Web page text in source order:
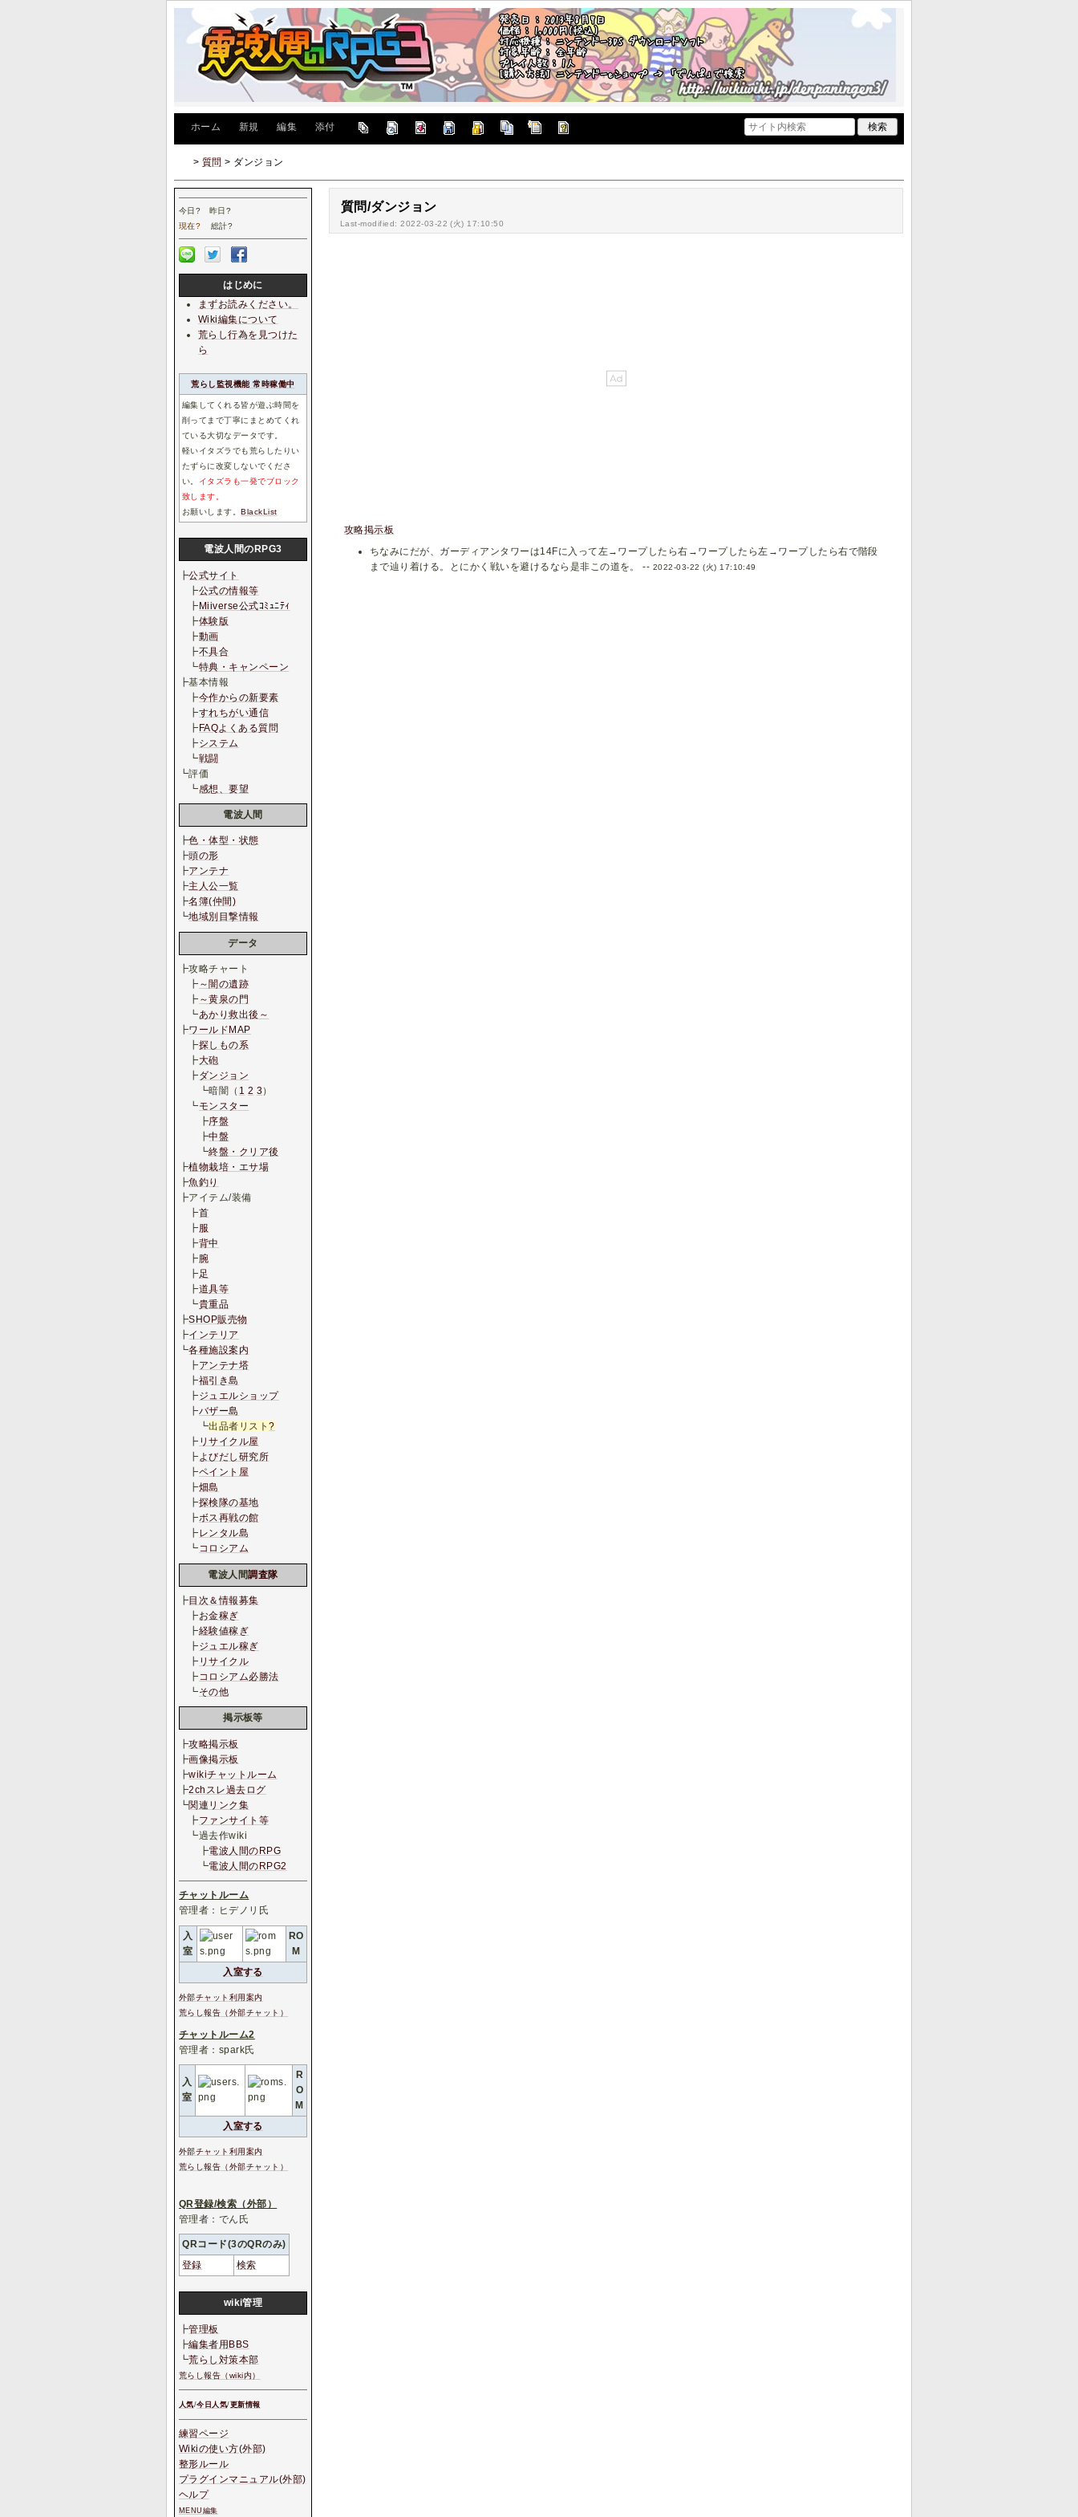
ホーム 新規 編集 添付
> 質問 > ダンジョン
質問/ダンジョン
Last-modified: 2022-03-22 (火) 17:10:50
攻略掲示板
ちなみにだが、ガーディアンタワーは14Fに入って左→ワープしたら右→ワープしたら左→ワープしたら右で階段
まで辿り着ける。とにかく戦いを避けるなら是非この道を。 -- 2022-03-22 (火) 17:10:49
今日 ? 昨日 ?
現在? 総計?
はじめに
まずお読みください。
Wiki編集について
荒らし行為を見つけた
ら
荒らし監視機能 常時稼働中
編集してくれる皆が遊ぶ時間を
削ってまで丁寧にまとめてくれ
ている大切なデータです。
軽いイタズラでも荒らしたりい
たずらに改変しないでくださ
い。 イタズラも一発でブロック
致します。
お願いします。BlackList
電波人間のRPG3
┣公式サイト
┣公式の情報等
┣Miiverse公式ｺﾐｭﾆﾃｨ
┣体験版
┣動画
┣不具合
┗特典・キャンペーン
┣基本情報
┣今作からの新要素
┣すれちがい通信
┣FAQよくある質問
┣システム
┗戦闘
┗評価
┗感想、要望
電波人間
┣色・体型・状態
┣頭の形
┣アンテナ
┣主人公一覧
┣名簿(仲間)
┗地域別目撃情報
データ
┣攻略チャート
┣ ～闇の遺跡
┣ ～黄泉の門
┗あかり救出後～
┣ワールドMAP
┣探しもの系
┣大砲
┣ダンジョン
┗暗闇（ 1 2 3 ）
┗モンスター
┣序盤
┣中盤
┗終盤・クリア後
┣植物栽培・エサ場
┣魚釣り
┣アイテム/装備
┣首
┣服
┣背中
┣腕
┣足
┣道具等
┗貴重品
┣SHOP販売物
┣インテリア
┗各種施設案内
┣アンテナ塔
┣福引き島
┣ジュエルショップ
┣バザー島
┗出品者リスト?
┣ リサイクル屋
┣よびだし研究所
┣ペイント屋
┣畑島
┣探検隊の基地
┣ボス再戦の館
┣レンタル島
┗コロシアム
電波人間調査隊
┣目次＆情報募集
┣お金稼ぎ
┣経験値稼ぎ
┣ジュエル稼ぎ
┣ リサイクル
┣コロシアム必勝法
┗その他
掲示板等
┣攻略掲示板
┣画像掲示板
┣wikiチャットルーム
┣2chスレ過去ログ
┗関連リンク集
┣ファンサイト等
┗過去作wiki
┣電波人間のRPG
┗電波人間のRPG2
チャットルーム
管理者：ヒデノリ氏
入
室
RO
M
入室する
外部チャット利用案内
荒らし報告（外部チャット）
チャットルーム2
管理者：spark氏
入
室
R
O
M
入室する
外部チャット利用案内
荒らし報告（外部チャット）
QR登録/検索（外部）
管理者：でん氏
QRコード(3のQRのみ)
登録
検索
wiki管理
┣管理板
┣編集者用BBS
┗荒らし対策本部
荒らし報告（wiki内）
人気/今日人気/更新情報
練習ページ
Wikiの使い方(外部)
整形ルール
プラグインマニュアル(外部)
ヘルプ
MENU編集